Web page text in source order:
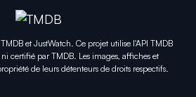
et JustWatch. Ce projet utilise l'API TMDB
certifié par TMDB. Les images, affiches et
de leurs détenteurs de droits respectifs.